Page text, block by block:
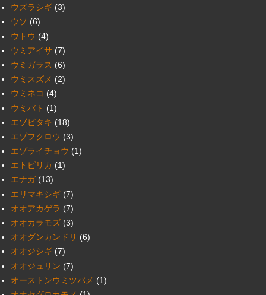
ウズラシギ (3)
ウソ (6)
ウトウ (4)
ウミアイサ (7)
ウミガラス (6)
ウミスズメ (2)
ウミネコ (4)
ウミバト (1)
エゾビタキ (18)
エゾフクロウ (3)
エゾライチョウ (1)
エトピリカ (1)
エナガ (13)
エリマキシギ (7)
オオアカゲラ (7)
オオカラモズ (3)
オオグンカンドリ (6)
オオジシギ (7)
オオジュリン (7)
オーストンウミツバメ (1)